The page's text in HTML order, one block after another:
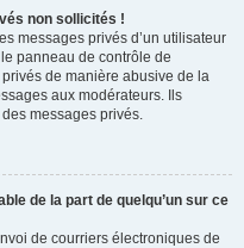
non sollicités !
messages privés d’un utilisateur
panneau de contrôle de
privés de manière abusive de la
aux modérateurs. Ils
messages privés.
de la part de quelqu’un sur ce
de courriers électroniques de